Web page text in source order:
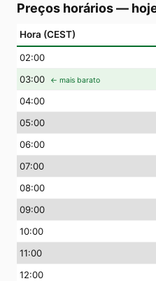
Preços horários —
Hora (CEST)
02:00
03:00 ← mais barato
04:00
05:00
06:00
07:00
08:00
09:00
10:00
11:00
12:00